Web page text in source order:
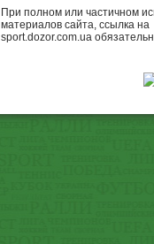
При полном или частичном
материалов сайта, ссылка на
sport.dozor.com.ua